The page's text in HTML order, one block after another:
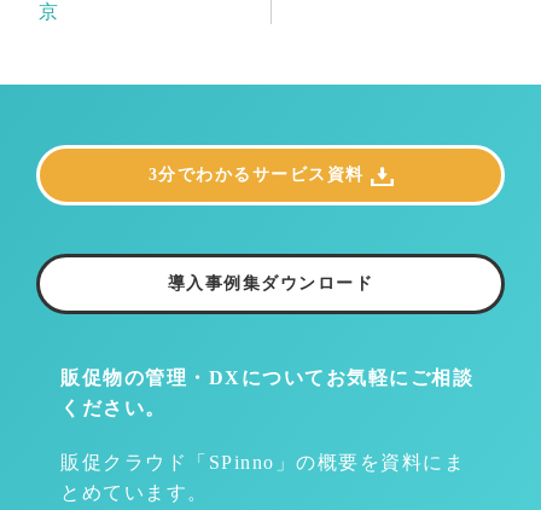
京
販促物の管理・DXについて お気軽にご相談
ください。
販促クラウド「SPinno」の概要を資料にま
とめています。
3分でわかるサービス資料
導入事例集ダウンロード